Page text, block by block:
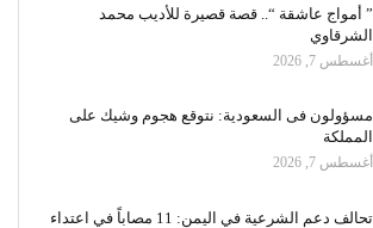
” أمواج عاشقة “.. قصة قصيرة للأديب محمد
الشرقاوي
أغسطس 7, 2026
مسؤولون فى السعودية: نتوقع هجوم وشيك على
المملكة
أغسطس 7, 2026
تحالف دعم الشرعية في اليمن: 11 مصاباً في اعتداء